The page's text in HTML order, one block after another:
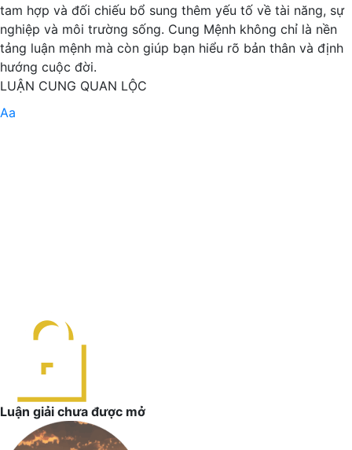
tam hợp và đối chiếu bổ sung thêm yếu tố về tài năng, sự
nghiệp và môi trường sống. Cung Mệnh không chỉ là nền
tảng luận mệnh mà còn giúp bạn hiểu rõ bản thân và định
hướng cuộc đời.
LUẬN CUNG QUAN LỘC
Aa
Luận giải chưa được mở